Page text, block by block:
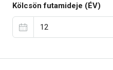
Kölcsön futamideje (ÉV)